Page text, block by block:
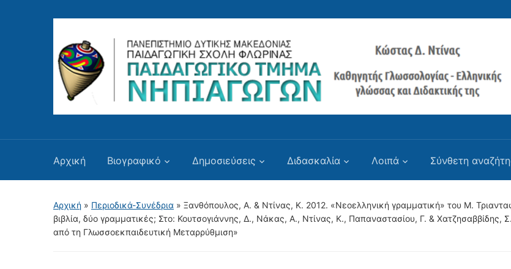
Αρχική Βιογραφικό Δημοσιεύσεις Διδασκαλία Λοιπά Σύνθετη
Αρχική » Περιοδικά-Συνέδρια » Ξανθόπουλος, Α. & Ντίνας, Κ. 2012. «Νεοελληνική γραμματική» του Μ.
βιβλία, δύο γραμματικές; Στο: Κουτσογιάννης, Δ., Νάκας, Α., Ντίνας, Κ., Παπαναστασίου, Γ. & Χατζησαββίδης,
από τη Γλωσσοεκπαιδευτική Μεταρρύθμιση»